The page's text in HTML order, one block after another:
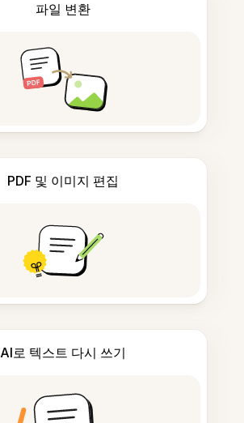
파일 변환
PDF 및 이미지 편집
AI로 텍스트 다시 쓰기